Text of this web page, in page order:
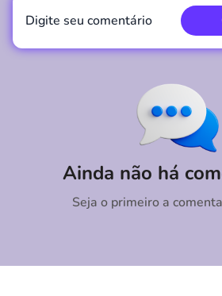
00:00 /
Ainda não há
Seja o primeiro a
Digite seu comentário